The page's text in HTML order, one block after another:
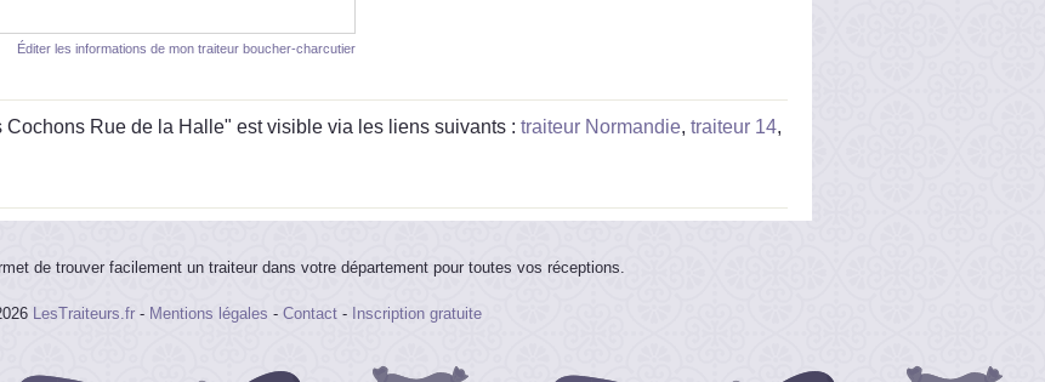
Éditer les informations de mon traiteur boucher-charcutier
Rue de la Halle" est visible via les liens suivants : traiteur Normandie, traiteur 14,
de trouver facilement un traiteur dans votre département pour toutes vos réceptions.
LesTraiteurs.fr - Mentions légales - Contact - Inscription gratuite